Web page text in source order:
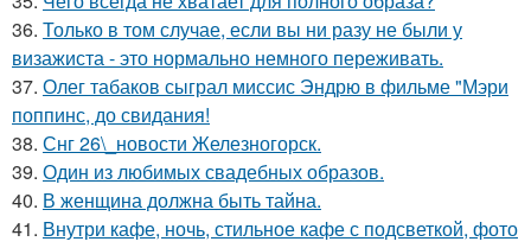
36. Только в том случае, если вы ни разу не были у
визажиста - это нормально немного переживать.
37. Олег табаков сыграл миссис Эндрю в фильме "Мэри
поппинс, до свидания!
38. Снг 26\_новости Железногорск.
39. Один из любимых свадебных образов.
40. В женщина должна быть тайна.
41. Внутри кафе, ночь, стильное кафе с подсветкой, фото